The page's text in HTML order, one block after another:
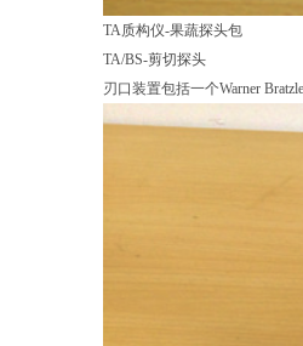
TA质构仪-果蔬探头包
TA/BS-剪切探头
刃口装置包括一个Warner